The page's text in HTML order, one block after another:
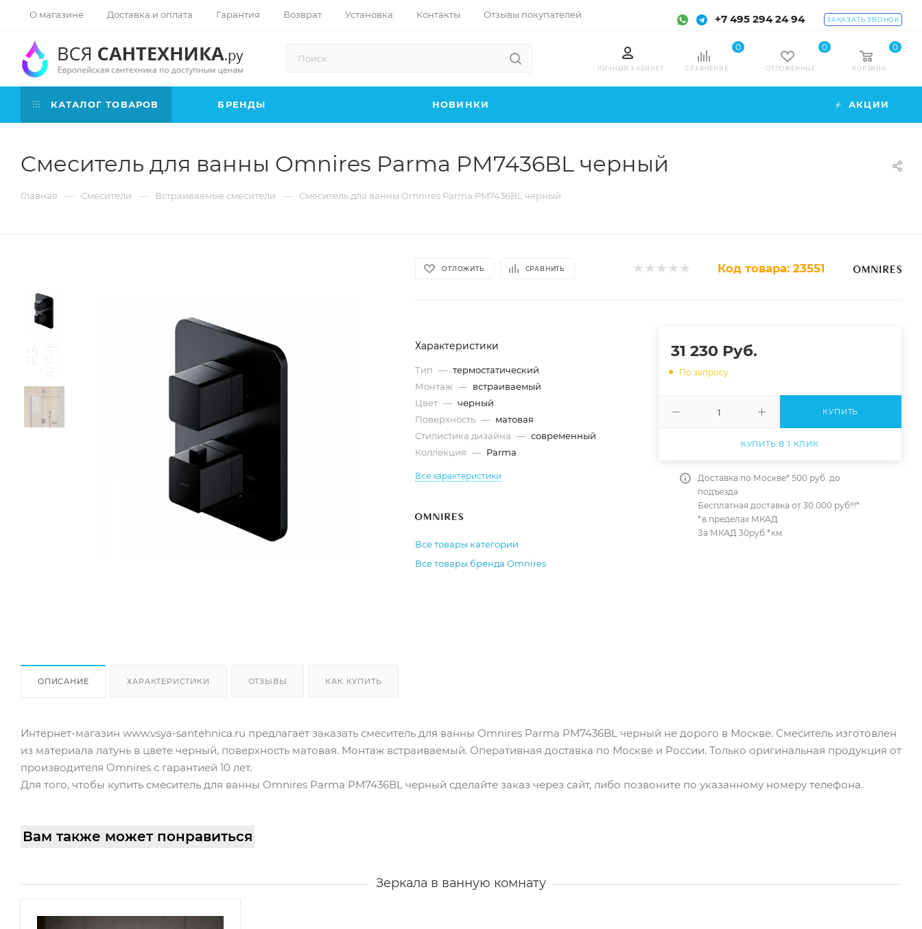
О магазине Доставка и оплата Гарантия Возврат Установка Контакты Отзывы покупателей +7 495 294 24 94 ЗАКАЗАТЬ ЗВОНОК
ЛИЧНЫЙ КАБИНЕТ СРАВНЕНИЕ
0
ОТЛОЖЕННЫЕ
0
КОРЗИНА
0
КАТАЛОГ ТОВАРОВ БРЕНДЫ НОВИНКИ АКЦИИ
Cмеситель для ванны Omnires Parma PM7436BL черный
Главная — Смесители — Встраиваемые смесители — Cмеситель для ванны Omnires Parma PM7436BL черный
ОТЛОЖИТЬ СРАВНИТЬ Код товара: 23551
Характеристики
Тип — термостатический
Монтаж — встраиваемый
Цвет — черный
Поверхность — матовая
Стилистика дизайна — современный
Коллекция — Parma
Все характеристики
Все товары категории
Все товары бренда Omnires
31 230 Руб.
По запросу
КУПИТЬ
КУПИТЬ В 1 КЛИК
Доставка по Москве* 500 руб. до
подъезда
Бесплатная доставка от 30.000 руб!!!*
*в пределах МКАД
За МКАД 30руб.*км
ОПИСАНИЕ ХАРАКТЕРИСТИКИ ОТЗЫВЫ КАК КУПИТЬ
Интернет-магазин www.vsya-santehnica.ru предлагает заказать cмеситель для ванны Omnires Parma PM7436BL черный не дорого в Москве. Смеситель изготовлен
из материала латунь в цвете черный, поверхность матовая. Монтаж встраиваемый. Оперативная доставка по Москве и России. Только оригинальная продукция от
производителя Omnires с гарантией 10 лет.
Для того, чтобы купить смеситель для ванны Omnires Parma PM7436BL черный сделайте заказ через сайт, либо позвоните по указанному номеру телефона.
Вам также может понравиться
Зеркала в ванную комнату